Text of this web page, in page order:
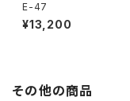
E-47
¥13,200
その他の商品